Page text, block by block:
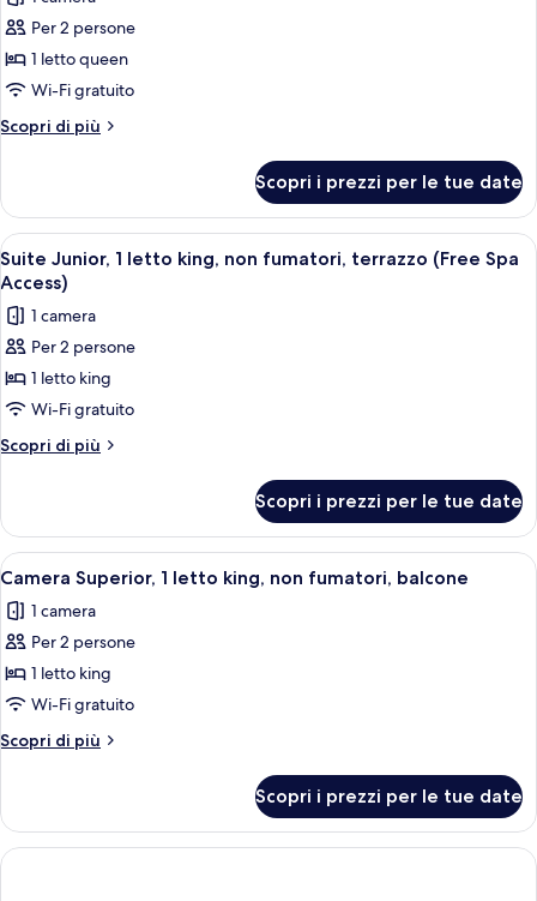
request)
(Twin
on
request)
foto
per
Monolocale
Standard,
1
non
fumatori,
angolo
cottura
Per 2 persone
1 letto queen
Wi-Fi gratuito
Scopri di più
Altri
Standard,
letto
queen,
fumatori,
angolo
Scopri i prezzi per le tue date
Apri
tutte
le
foto
per
Suite
Junior,
1
non
fumatori,
terrazzo
(Free
Spa
Access)
Una camera d'albergo con un letto
3
Suite Junior, 1 letto king, non fumatori, terrazzo (Free Spa
Access)
1 camera
Per 2 persone
1 letto king
Wi-Fi gratuito
Scopri di più
Altri
Junior,
letto
non
fumatori,
(Free
Spa
Scopri i prezzi per le tue date
Apri
tutte
le
foto
per
Camera
Superior,
1
king,
non
fumatori,
Camera d'albergo con due letti, un
3
Camera Superior, 1 letto king, non fumatori, balcone
1 camera
Per 2 persone
1 letto king
Wi-Fi gratuito
Scopri di più
Altri
Superior,
letto
Scopri i prezzi per le tue date